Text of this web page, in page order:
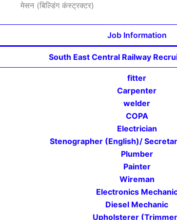
मेसन (बिल्डिंग कंस्ट्रक्टर)
Job Information
South East Central Railway
fitter
Carpenter
welder
COPA
Electrician
Stenographer (English)/
Plumber
Painter
Wireman
Electronics
Diesel Mechanic
Upholsterer